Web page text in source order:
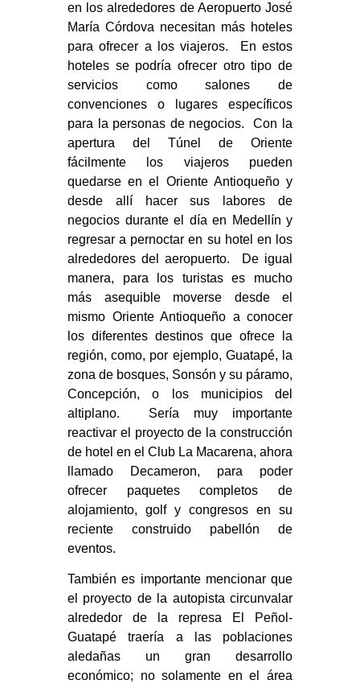
en los alrededores de Aeropuerto José
María Córdova necesitan más hoteles
para ofrecer a los viajeros. En estos
hoteles se podría ofrecer otro tipo de
servicios como salones de
convenciones o lugares específicos
para la personas de negocios. Con la
apertura del Túnel de Oriente
fácilmente los viajeros pueden
quedarse en el Oriente Antioqueño y
desde allí hacer sus labores de
negocios durante el día en Medellín y
regresar a pernoctar en su hotel en los
alrededores del aeropuerto. De igual
manera, para los turistas es mucho
más asequible moverse desde el
mismo Oriente Antioqueño a conocer
los diferentes destinos que ofrece la
región, como, por ejemplo, Guatapé, la
zona de bosques, Sonsón y su páramo,
Concepción, o los municipios del
altiplano. Sería muy importante
reactivar el proyecto de la construcción
de hotel en el Club La Macarena, ahora
llamado Decameron, para poder
ofrecer paquetes completos de
alojamiento, golf y congresos en su
reciente construido pabellón de
eventos.
También es importante mencionar que
el proyecto de la autopista circunvalar
alrededor de la represa El Peñol-
Guatapé traería a las poblaciones
aledañas un gran desarrollo
económico; no solamente en el área